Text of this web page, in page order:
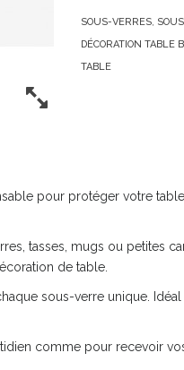
SOUS-VERRES
DÉCORATION TABLE
TABLE
pour protéger votre
tasses, mugs ou petites
de table.
sous-verre unique.
comme pour recevoir